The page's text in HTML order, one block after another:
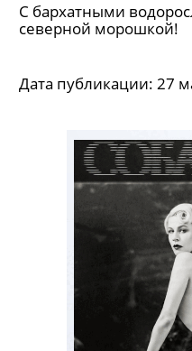
С бархатными
северной морошкой!
Дата публикации: 27